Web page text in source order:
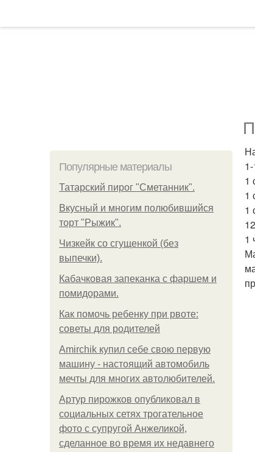
Популярные материалы
Татарский пирог "Сметанник".
Вкусный и многим полюбившийся
торт "Рыжик".
Чизкейк со сгущенкой (без
выпечки).
Кабачковая запеканка с фаршем и
помидорами.
Как помочь ребенку при рвоте:
советы для родителей
Amirchik купил себе свою первую
машину - настоящий автомобиль
мечты для многих автолюбителей.
Артур пирожков опубликовал в
социальных сетях трогательное
фото с супругой Анжеликой,
сделанное во время их недавнего
1
1
1
1